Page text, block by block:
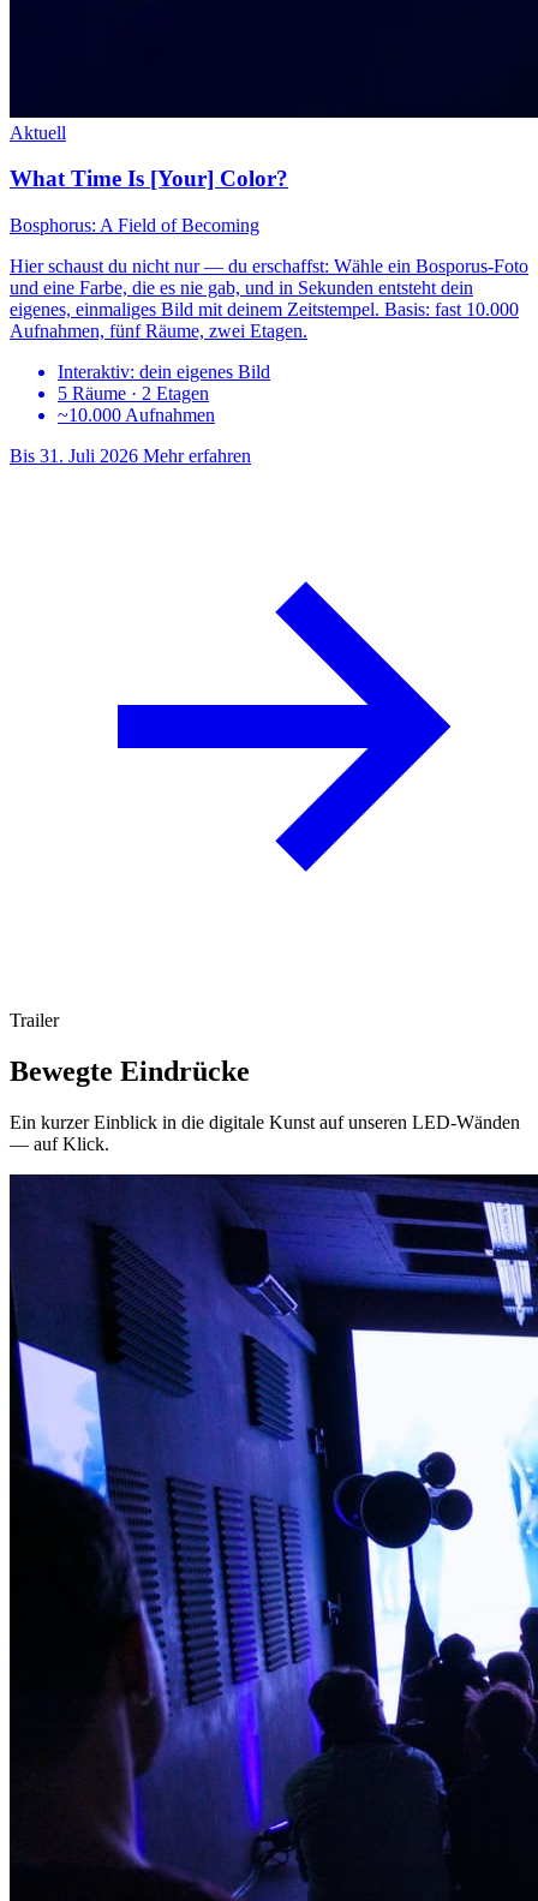
Aktuell
What Time Is [Your] Color?
Bosphorus: A Field of Becoming
Hier schaust du nicht nur — du erschaffst: Wähle ein Bosporus-Foto
und eine Farbe, die es nie gab, und in Sekunden entsteht dein
eigenes, einmaliges Bild mit deinem Zeitstempel. Basis: fast 10.000
Aufnahmen, fünf Räume, zwei Etagen.
Interaktiv: dein eigenes Bild
5 Räume · 2 Etagen
~10.000 Aufnahmen
Bis 31. Juli 2026 Mehr erfahren
Trailer
Bewegte Eindrücke
Ein kurzer Einblick in die digitale Kunst auf unseren LED-Wänden
— auf Klick.